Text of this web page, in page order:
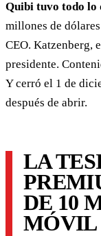
Quibi tuvo todo lo
millones de
CEO. Katzenberg,
presidente.
Y cerró el 1 de
después de abrir.
LA
DE 10
MÓVIL